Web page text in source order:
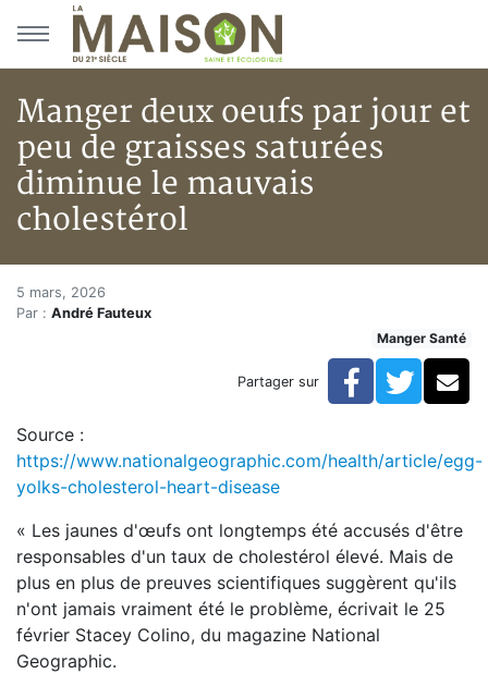
Aller au menu principal
Aller au contenu principal
Manger deux oeufs par jour et
peu de graisses saturées
diminue le mauvais
cholestérol
Accueil
Articles
Manger deux oeufs par jour et peu de graisses
Manger deux oeufs par jour et
5 mars, 2026
Par : André Fauteux
Manger Santé
Partager sur Facebook
Source :
https://www.nationalgeographic.com/health/article/egg-
yolks-cholesterol-heart-disease
« Les jaunes d'œufs ont longtemps été accusés d'être
responsables d'un taux de cholestérol élevé. Mais de
plus en plus de preuves scientifiques suggèrent qu'ils
n'ont jamais vraiment été le problème, écrivait le 25
février Stacey Colino, du magazine National
Geographic.